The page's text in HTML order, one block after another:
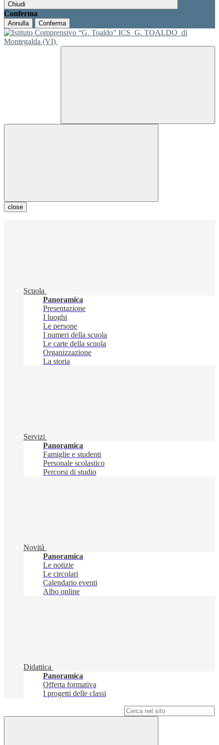
Chiudi
Conferma
Annulla Conferma
ICS G. TOALDO di
Montegalda (VI)
close
Scuola
Panoramica
Presentazione
I luoghi
Le persone
I numeri della scuola
Le carte della scuola
Organizzazione
La storia
Servizi
Panoramica
Famiglie e studenti
Personale scolastico
Percorsi di studio
Novità
Panoramica
Le notizie
Le circolari
Calendario eventi
Albo online
Didattica
Panoramica
Offerta formativa
I progetti delle classi